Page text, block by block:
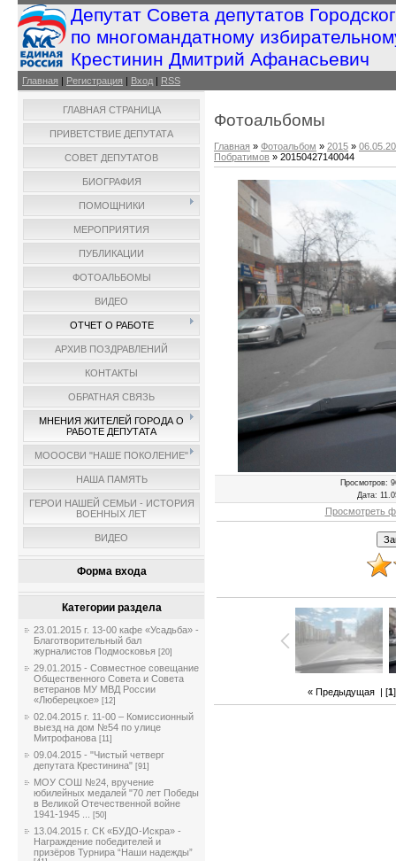
Депутат Совета депутатов
по многомандатному
Крестинин Дмитрий Афанасьевич
Главная | Регистрация | Вход | RSS
ГЛАВНАЯ СТРАНИЦА
ПРИВЕТСТВИЕ ДЕПУТАТА
СОВЕТ ДЕПУТАТОВ
БИОГРАФИЯ
ПОМОЩНИКИ
МЕРОПРИЯТИЯ
ПУБЛИКАЦИИ
ФОТОАЛЬБОМЫ
ВИДЕО
ОТЧЕТ О РАБОТЕ
АРХИВ ПОЗДРАВЛЕНИЙ
КОНТАКТЫ
ОБРАТНАЯ СВЯЗЬ
МНЕНИЯ ЖИТЕЛЕЙ ГОРОДА О
РАБОТЕ ДЕПУТАТА
МОООСВИ "НАШЕ ПОКОЛЕНИЕ"
НАША ПАМЯТЬ
ГЕРОИ НАШЕЙ СЕМЬИ - ИСТОРИЯ
ВОЕННЫХ ЛЕТ
ВИДЕО
Форма входа
Категории раздела
23.01.2015 г. 13-00 кафе «Усадьба» -
Благотворительный бал
журналистов Подмосковья [20]
29.01.2015 - Совместное совещание
Общественного Совета и Совета
ветеранов МУ МВД России
«Люберецкое» [12]
02.04.2015 г. 11-00 – Комиссионный
выезд на дом №54 по улице
Митрофанова [11]
09.04.2015 - "Чистый четверг
депутата Крестинина" [91]
МОУ СОШ №24, вручение
юбилейных медалей "70 лет Победы
в Великой Отечественной войне
1941-1945 ...
[50]
13.04.2015 г. СК «БУДО-Искра» -
Награждение победителей и
призёров Турнира “Наши надежды”
Фотоальбомы
Главная » Фотоальбом » 2015 »
Побратимов » 20150427140044
Просмотров:
Дата:
Просмотреть
« Предыдущая | [1